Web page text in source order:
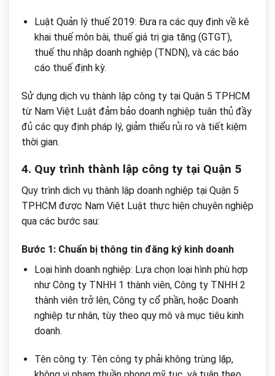
Luật Quản lý thuế 2019: Đưa ra các quy định về kê
khai thuế môn bài, thuế giá trị gia tăng (GTGT),
thuế thu nhập doanh nghiệp (TNDN), và các báo
cáo thuế định kỳ.
Sử dụng dịch vụ thành lập công ty tại Quận 5 TPHCM
từ Nam Việt Luật đảm bảo doanh nghiệp tuân thủ đầy
đủ các quy định pháp lý, giảm thiểu rủi ro và tiết kiệm
thời gian.
4. Quy trình thành lập công ty tại Quận 5
Quy trình dịch vụ thành lập doanh nghiệp tại Quận 5
TPHCM được Nam Việt Luật thực hiện chuyên nghiệp
qua các bước sau:
Bước 1: Chuẩn bị thông tin đăng ký kinh doanh
Loại hình doanh nghiệp: Lựa chọn loại hình phù hợp
như Công ty TNHH 1 thành viên, Công ty TNHH 2
thành viên trở lên, Công ty cổ phần, hoặc Doanh
nghiệp tư nhân, tùy theo quy mô và mục tiêu kinh
doanh.
Tên công ty: Tên công ty phải không trùng lặp,